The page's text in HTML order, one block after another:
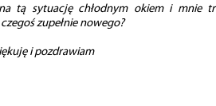
tą sytuację chłodnym okiem i mnie
zupełnie nowego?
i pozdrawiam